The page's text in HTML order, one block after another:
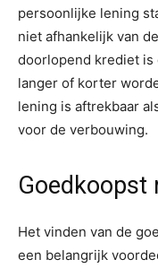
persoonlijke lening
niet afhankelijk van
doorlopend krediet is
langer of korter
lening is aftrekbaar
voor de verbouwing.
Goedkoopst
Het vinden van de
een belangrijk